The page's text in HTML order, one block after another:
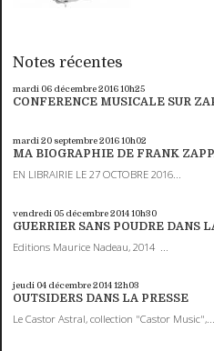
Notes récentes
mardi 06 décembre 201610h25
CONFERENCE MUSICALE SUR
mardi 20 septembre 201610h02
MA BIOGRAPHIE DE FRANK
EN LIBRAIRIE LE 27 OCTOBRE 2016...
vendredi 05 décembre 201410h30
GUERRIER SANS POUDRE DANS
Editions Maurice Nadeau, 2014 ...
jeudi 04 décembre 201412h03
OUTSIDERS DANS LA PRESSE
Le Castor Astral, collection "Castor Music",...